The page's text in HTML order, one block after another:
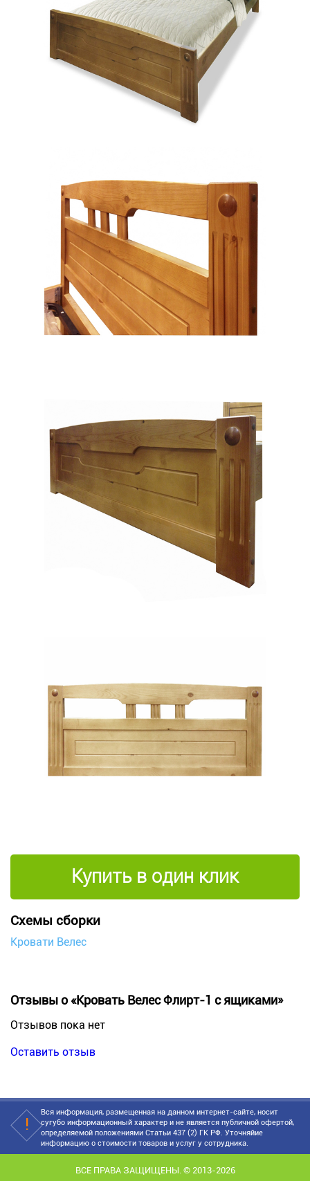
Купить в один клик
Схемы сборки
Кровати Велес
Отзывы о «Кровать Велес Флирт-1 с ящиками»
Отзывов пока нет
Оставить отзыв
Вся информация, размещенная на данном интернет-сайте, носит
сугубо информационный характер и не является публичной офертой,
определяемой положениями Статьи 437 (2) ГК РФ. Уточняйие
информацию о стоимости товаров и услуг у сотрудника.
ВСЕ ПРАВА ЗАЩИЩЕНЫ. © 2013-2026